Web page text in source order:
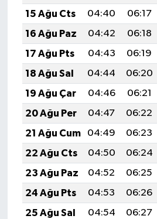
15 Ağu Cts
04:40 06:17
16 Ağu Paz
04:42 06:18
17 Ağu Pts
04:43 06:19
18 Ağu Sal
04:44 06:20
19 Ağu Çar
04:46 06:21
20 Ağu Per
04:47 06:22
21 Ağu Cum
04:49 06:23
22 Ağu Cts
04:50 06:24
23 Ağu Paz
04:52 06:25
24 Ağu Pts
04:53 06:26
25 Ağu Sal
04:54 06:27